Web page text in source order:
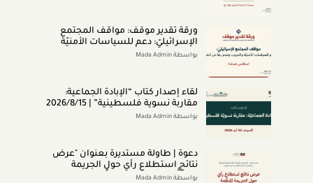
ورقة تقدير موقف: مواقف المجتمع
الإسرائيليّ: دعم للسياسات الأمنيّة
والحروب وعدم رضا عن النتائج (تمّوز
بواسطة Mada Admin
لقاء إصدار كتاب “اﻹﺑﺎدةّ اﻟﺠﻤﺎﻋﻴﺔ:
ﻣﻘﺎرﺑﺔ ﻧﺴﻮﻳﺔ ﻓﻠﺴﻄﻴﻨﻴﺔ” | 2026/8/15
|بواسطة Mada Admin
دعوة | طاولة مستديرة بعنوان "عرض
نتائج استطلاع رأي حول الجريمة
المنظَّمة- مواقف وتصوُّرات المجتمع
بواسطة Mada Admin